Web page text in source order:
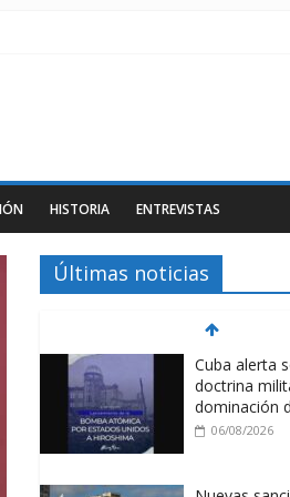
HISTORIA ENTREVISTAS
Últimas noticias
Cuba alerta
doctrina
dominación
06/08/2026